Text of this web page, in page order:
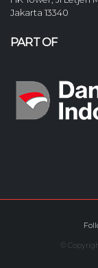
Jakarta 13340
PART OF
©